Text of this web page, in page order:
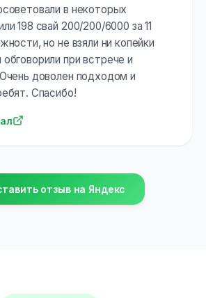
в некоторых
198 свай 200/200/6000 за 11
но не взяли ни копейки
при встрече и
доволен подходом и
Спасибо!
отзыв на Яндекс